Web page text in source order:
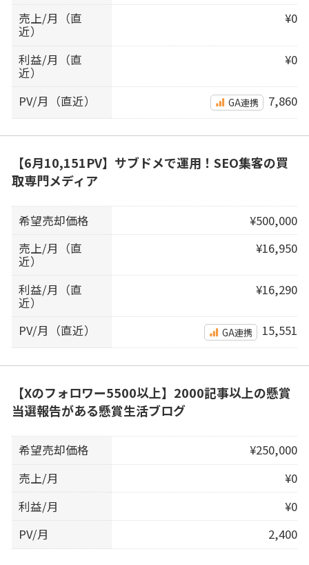
売上/月（直
近）
¥0
利益/月（直
近）
¥0
PV/月（直近） GA連携 7,860
【6月10,151PV】サブドメで運用！SEO集客の買
取専門メディア
希望売却価格
¥500,000
売上/月（直
近）
¥16,950
利益/月（直
近）
¥16,290
PV/月（直近） GA連携 15,551
【Xのフォロワー5500以上】2000記事以上の懸賞
当選報告がある懸賞生活ブログ
希望売却価格
¥250,000
売上/月
¥0
利益/月
¥0
PV/月
2,400